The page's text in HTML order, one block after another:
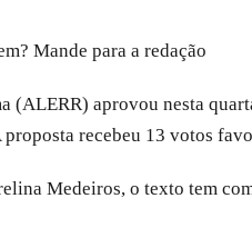
Mande para a redação
(ALERR) aprovou nesta
recebeu 13 votos
Medeiros, o texto tem